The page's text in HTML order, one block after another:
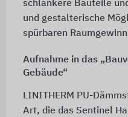
schlankere Bauteile
und gestalterische
spürbaren
Aufnahme in das
Gebäude“
LINITHERM PU-
Art, die das Sentinel